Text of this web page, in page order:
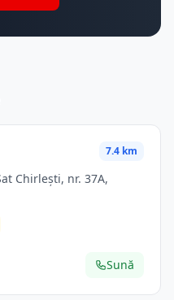
7.4 km
Sună